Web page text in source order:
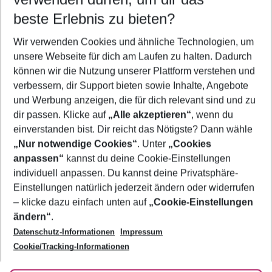
5-8 Nächte
2 Erwachsene Keine Kinder
Mehr Filter anzeigen
Footer
Footer navigation
Über uns
AGB
Bestpreisgarantie
Cookie-Einstellungen ändern
Cookie-Richtlinie
Agenturbetreuung
Barrierefreies Reisen
Folge uns
beste Erlebnis zu bieten?
Wir verwenden Cookies und ähnliche Technologien, um
unsere Webseite für dich am Laufen zu halten. Dadurch
können wir die Nutzung unserer Plattform verstehen und
verbessern, dir Support bieten sowie Inhalte, Angebote
und Werbung anzeigen, die für dich relevant sind und zu
dir passen. Klicke auf „Alle akzeptieren“, wenn du
einverstanden bist. Dir reicht das Nötigste? Dann wähle
„Nur notwendige Cookies“. Unter „Cookies
anpassen“ kannst du deine Cookie-Einstellungen
individuell anpassen. Du kannst deine Privatsphäre-
Einstellungen natürlich jederzeit ändern oder widerrufen
– klicke dazu einfach unten auf „Cookie-Einstellungen
ändern“.
Datenschutz-Informationen
Impressum
Cookie/Tracking-Informationen